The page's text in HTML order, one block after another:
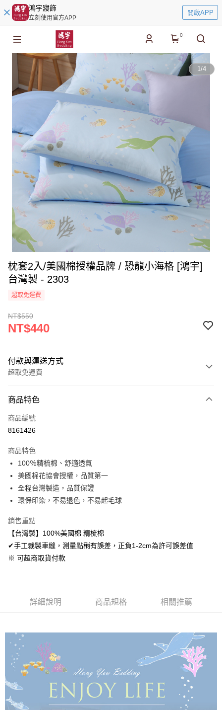
鴻宇寢飾
立刻使用官方APP
開啟APP
0
1/4
枕套2入/美國棉授權品牌 / 恐龍小海格 [鴻宇]
台灣製 - 2303
超取免運費
NT$550
NT$440
付款與運送方式
超取免運費
信用卡一次付款
超商取貨付款
Apple Pay
悠遊付
Google Pay
AFTEE先享後付
相關說明
AFTEE先享後付是「在收到商品之後才付款」的支付方式。 讓您購物簡單
便利好安心！
【「AFTEE先享後付」結帳流程】
３．收到繳費通知簡訊後14天內，點擊此簡訊中的連結，可透過四大超商／
ATM／網路銀行／等多元方式進行付款，方視為交易完成。
※ 請注意：結帳手續完成當下不需立刻繳費，但若您需要取消訂單，請聯絡
購買商品的店家。未經商家同意取消之訂單仍視為有效，需透過AFTEE先享
後付繳納相關費用。
※ 交易是否成功請以「AFTEE先享後付 」之結帳頁面顯示為準，若有關於
是否繳費成功／繳費後需取消欲退款等相關疑問，請聯繫「AFTEE先享後付
客戶支援中心」
https://netprotections.freshdesk.com/support/home
ATM付款
免運費
7-11取貨付款
每筆NT$60，滿NT$499(含以上)免運費
付款後7-11取貨
每筆NT$60，滿NT$499(含以上)免運費
商品特色
商品編號
8161426
商品特色
100％精梳棉、舒適透氣
美國棉花協會授權，品質第一
全程台灣製造，品質保證
環保印染，不易退色，不易起毛球
銷售重點
【台灣製】100%美國棉 精梳棉
✔手工裁製車縫，測量點稍有誤差，正負1-2cm為許可誤差值
※ 可超商取貨付款
詳細說明 商品規格 相關推薦